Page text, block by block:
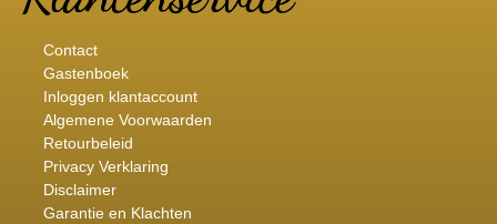
Contact
Gastenboek
Inloggen klantaccount
Algemene Voorwaarden
Retourbeleid
Privacy Verklaring
Disclaimer
Garantie en Klachten